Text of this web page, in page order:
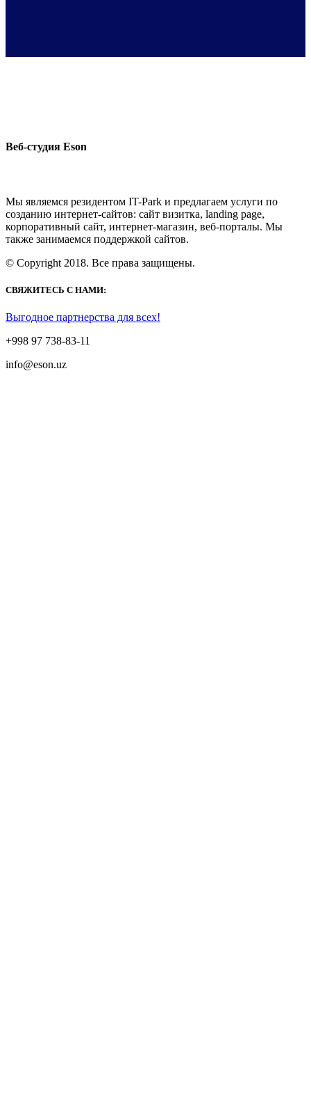
Веб-студия Eson
Мы являемся резидентом IT-Park и предлагаем услуги по
созданию интернет-сайтов: сайт визитка, landing page,
корпоративный сайт, интернет-магазин, веб-порталы. Мы
также занимаемся поддержкой сайтов.
© Copyright 2018. Все права защищены.
СВЯЖИТЕСЬ С НАМИ:
Выгодное партнерства для всех!
+998 97 738-83-11
info@eson.uz